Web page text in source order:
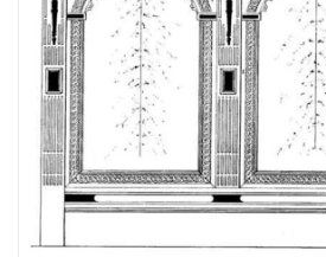
Neue Zeichnungen
NEUE ZEITSCHRIFTEN
ABONNEMENT DER
MODELLBAUER
Baubeschreibungen